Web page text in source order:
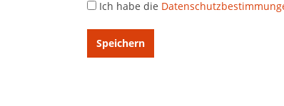
Ich habe die
Speichern